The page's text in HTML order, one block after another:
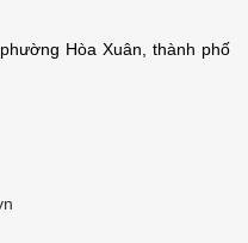
Hòa Xuân, thành phố